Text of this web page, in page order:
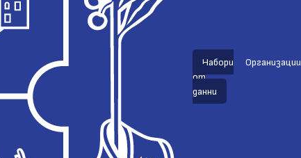
Набори
от
данни
Организации